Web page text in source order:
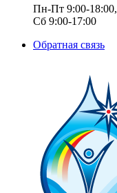
Пн-Пт 9:00-18:00,
Сб 9:00-17:00
Обратная связь